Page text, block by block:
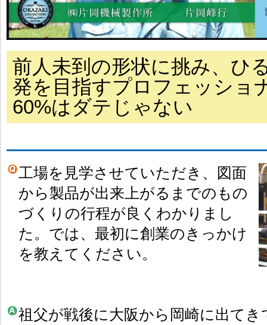
前人未到の形状に挑み、ひ
発を目指すプロフェッショ
60%はダテじゃない
工場を見学させていただき、図面
から製品が出来上がるまでのもの
づくりの行程が良くわかりまし
た。では、最初に創業のきっかけ
を教えてください。
祖父が戦後に大阪から岡崎に出て